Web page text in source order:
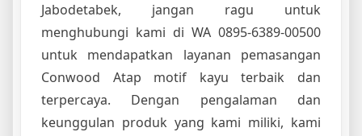
Jabodetabek, jangan ragu untuk
menghubungi kami di WA 0895-6389-00500
untuk mendapatkan layanan pemasangan
Conwood Atap motif kayu terbaik dan
terpercaya. Dengan pengalaman dan
keunggulan produk yang kami miliki, kami